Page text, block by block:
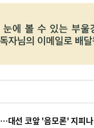
대선 코앞 '음모론' 지피나